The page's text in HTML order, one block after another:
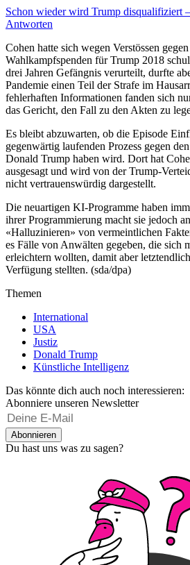
Schon wieder wird Trump disqualifiziert
Antworten
Cohen hatte sich wegen Verstössen
Wahlkampfspenden für Trump 2018
drei Jahren Gefängnis verurteilt, durfte
Pandemie einen Teil der Strafe im
fehlerhaften Informationen fanden sich
das Gericht, den Fall zu den Akten zu
Es bleibt abzuwarten, ob die Episode
gegenwärtig laufenden Prozess gegen
Donald Trump haben wird. Dort hat
ausgesagt und wird von der Trump-
nicht vertrauenswürdig dargestellt.
Die neuartigen KI-Programme haben
ihrer Programmierung macht sie jedoch
«Halluzinieren» von vermeintlichen
es Fälle von Anwälten gegeben, die sich
erleichtern wollten, damit aber
Verfügung stellten. (sda/dpa)
Themen
International
USA
Justiz
Donald Trump
Künstliche Intelligenz
Das könnte dich auch noch interessieren:
Abonniere unseren Newsletter
Abonnieren
Du hast uns was zu sagen?